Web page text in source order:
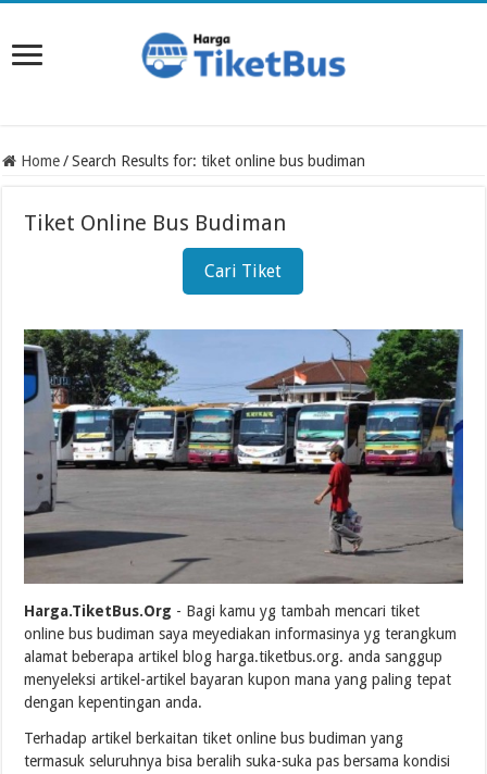
Home / Search Results for: tiket online bus budiman
Tiket Online Bus Budiman
Cari Tiket
Harga.TiketBus.Org - Bagi kamu yg tambah mencari tiket
online bus budiman saya meyediakan informasinya yg terangkum
alamat beberapa artikel blog harga.tiketbus.org. anda sanggup
menyeleksi artikel-artikel bayaran kupon mana yang paling tepat
dengan kepentingan anda.
Terhadap artikel berkaitan tiket online bus budiman yang
termasuk seluruhnya bisa beralih suka-suka pas bersama kondisi